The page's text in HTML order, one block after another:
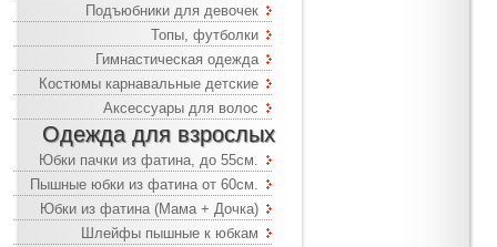
Подъюбники для девочек
Топы, футболки
Гимнастическая одежда
Костюмы карнавальные детские
Аксессуары для волос
Одежда для взрослых
Юбки пачки из фатина, до 55см.
Пышные юбки из фатина от 60см.
Юбки из фатина (Мама + Дочка)
Шлейфы пышные к юбкам